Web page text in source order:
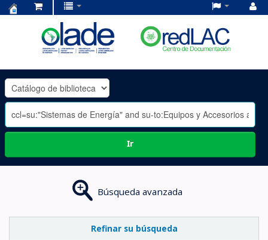
OLADE
-
Ir
Búsqueda avanzada
Refinar su búsqueda